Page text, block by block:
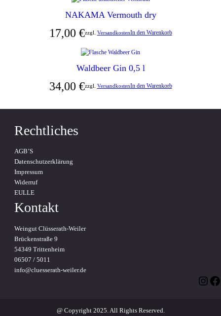
NAKAMA Vermouth dry
17,00 €zzgl. VersandkostenIn den Warenkorb
Waldbeer Gin 0,5 l
34,00 €zzgl. VersandkostenIn den Warenkorb
Rechtliches
AGB’S
Datenschutzerklärung
Impressum
Widerruf
EULLE
Kontakt
Weingut Clüsserath-Weiler
Brückenstraße 9
54349 Trittenheim
06507 / 5011
info@cluesserath-weiler.de
@ Copyright 2025. All Rights Reserved.